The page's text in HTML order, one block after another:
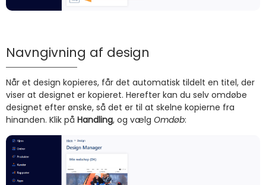
Navngivning af design
Når et design kopieres, får det automatisk tildelt en titel, der
viser at designet er kopieret. Herefter kan du selv omdøbe
designet efter ønske, så det er til at skelne kopierne fra
hinanden. Klik på Handling, og vælg Omdøb: